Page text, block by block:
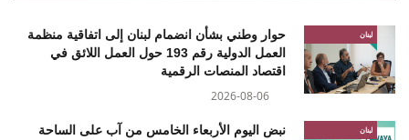
لبنان
حوار وطني بشأن انضمام لبنان إلى اتفاقية منظمة
العمل الدولية رقم 193 حول العمل اللائق في
اقتصاد المنصات الرقمية
2026-08-06
لبنان
نبض اليوم الأربعاء الخامس من آب على الساحة